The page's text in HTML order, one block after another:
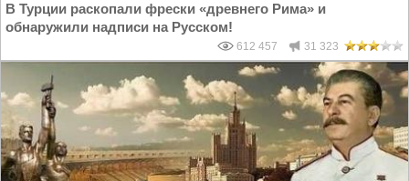
В Турции раскопали фрески «древнего Рима» и
обнаружили надписи на Русском!
612 457 31 323